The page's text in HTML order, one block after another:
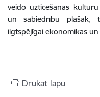
veido uzticēšanās
un sabiedrību plašāk,
ilgtspējīgai ekonomikas
Drukāt lapu